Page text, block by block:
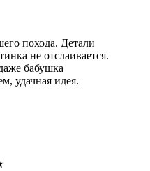
похода. Детали
не отслаивается.
бабушка
удачная идея.